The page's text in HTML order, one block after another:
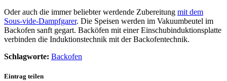
Oder auch die immer beliebter werdende Zubereitung mit dem
Sous-vide-Dampfgarer. Die Speisen werden im Vakuumbeutel im
Backofen sanft gegart. Backöfen mit einer Einschubinduktionsplatte
verbinden die Induktionstechnik mit der Backofentechnik.
Schlagworte: Backofen
Eintrag teilen